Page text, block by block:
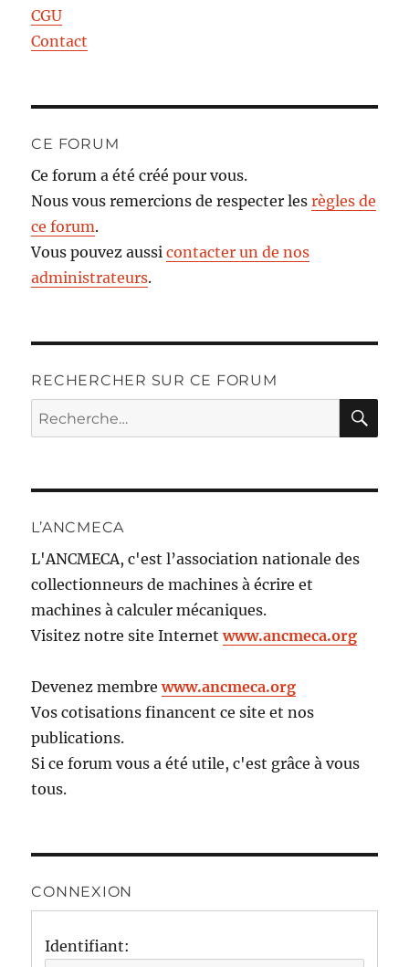
CGU
Contact
CE FORUM
Ce forum a été créé pour vous.
Nous vous remercions de respecter lesrègles de
ce forum.
Vous pouvez aussicontacter un de nos
administrateurs.
RECHERCHER SUR CE FORUM
Recherche
pour :
L’ANCMECA
L'ANCMECA, c'est l’association nationale des
collectionneurs de machines à écrire et
machines à calculer mécaniques.
Visitez notre site Internetwww.ancmeca.org
Devenez membrewww.ancmeca.org
Vos cotisations financent ce site et nos
publications.
Si ce forum vous a été utile, c'est grâce à vous
tous.
CONNEXION
Identifiant: